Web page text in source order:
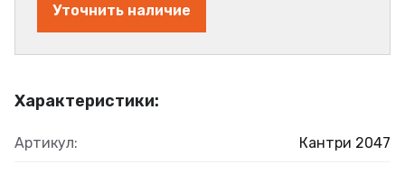
Характеристики:
Артикул: Кантри 2047
Уточнить наличие